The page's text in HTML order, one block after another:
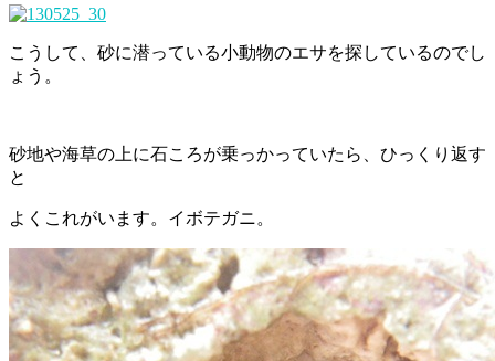
こうして、砂に潜っている小動物のエサを探しているのでし
ょう。
砂地や海草の上に石ころが乗っかっていたら、ひっくり返す
と
よくこれがいます。イボテガニ。